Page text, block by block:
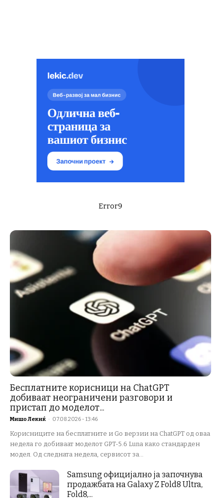
Error9
Бесплатните корисници на ChatGPT
добиваат неограничени разговори и
пристап до моделот...
Мишо Лекиќ - 07.08.2026 - 13:46
Корисниците на бесплатните и Go верзии на ChatGPT од оваа
недела го добиваат моделот GPT-5.6 Luna како стандарден
модел. Од следната недела, сервисот за...
Samsung официјално ја започнува
продажбата на Galaxy Z Fold8 Ultra,
Fold8,...